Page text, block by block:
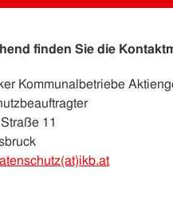
finden Sie die
Kommunalbetriebe
11